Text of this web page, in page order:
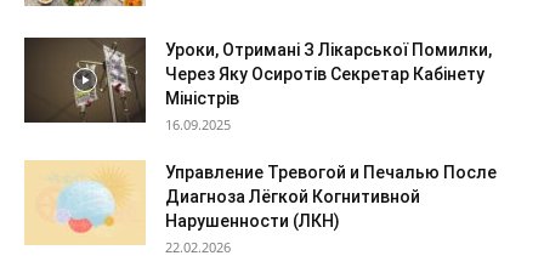
Уроки, Отримані З Лікарської Помилки,
Через Яку Осиротів Секретар Кабінету
Міністрів
16.09.2025
Управление Тревогой и Печалью После
Диагноза Лёгкой Когнитивной
Нарушенности (ЛКН)
22.02.2026